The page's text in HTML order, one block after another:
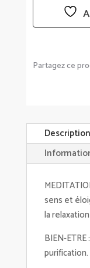
Partagez ce
Description
sens et
la
BIEN-